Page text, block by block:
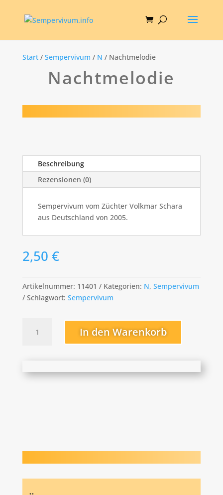
Start/ Sempervivum / N / Nachtmelodie
Nachtmelodie
Beschreibung
Rezensionen (0)
Sempervivum vom Züchter Volkmar Schara
aus Deutschland von 2005.
2,50 €
Artikelnummer: 11401 Kategorien: N, Sempervivum
Schlagwort: Sempervivum
Nachtmelodie
Menge
In den Warenkorb